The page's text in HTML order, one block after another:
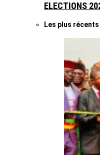
ELECTIONS
Les plus récents